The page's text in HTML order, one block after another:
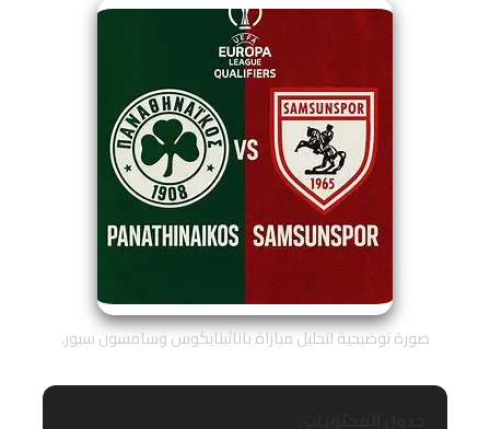
صورة توضيحية لتحليل مباراة باناثينايكوس وسامسون سبور.